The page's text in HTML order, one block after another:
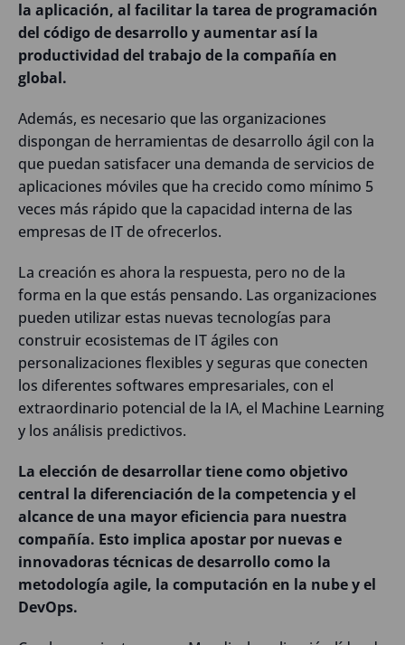
la aplicación, al facilitar la tarea de programación
del código de desarrollo y aumentar así la
productividad del trabajo de la compañía en
global.
Además, es necesario que las organizaciones
dispongan de herramientas de desarrollo ágil con la
que puedan satisfacer una demanda de servicios de
aplicaciones móviles que ha crecido como mínimo 5
veces más rápido que la capacidad interna de las
empresas de IT de ofrecerlos.
La creación es ahora la respuesta, pero no de la
forma en la que estás pensando. Las organizaciones
pueden utilizar estas nuevas tecnologías para
construir ecosistemas de IT ágiles con
personalizaciones flexibles y seguras que conecten
los diferentes softwares empresariales, con el
extraordinario potencial de la IA, el Machine Learning
y los análisis predictivos.
La elección de desarrollar tiene como objetivo
central la diferenciación de la competencia y el
alcance de una mayor eficiencia para nuestra
compañía. Esto implica apostar por nuevas e
innovadoras técnicas de desarrollo como la
metodología agile, la computación en la nube y el
DevOps.